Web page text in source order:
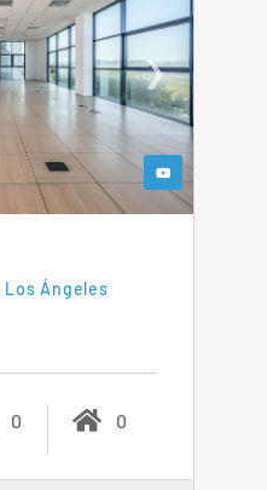
❯
Ángeles
0 0